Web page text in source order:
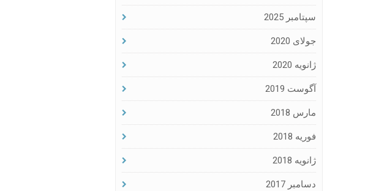
سپتامبر 2025
جولای 2020
ژانویه 2020
آگوست 2019
مارس 2018
فوریه 2018
ژانویه 2018
دسامبر 2017